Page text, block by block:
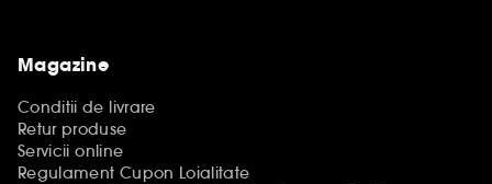
Magazine
Conditii de livrare
Retur produse
Servicii online
Regulament Cupon Loialitate